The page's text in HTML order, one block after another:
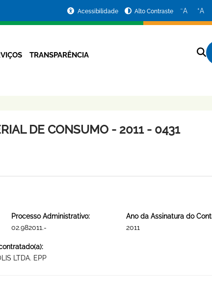
Acessibilidade Alto Contraste −A +A
TRANSPARÊNCIA
DE CONSUMO - 2011 - 0431
Processo Administrativo:
02.982011.-
Ano da Assinatura do
2011
LTDA. EPP